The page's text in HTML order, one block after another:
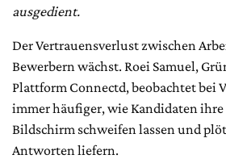
ausgedient.
Der Vertrauensverlust zwischen
Bewerbern wächst. Roei Samuel,
Plattform Connectd, beobachtet bei
immer häufiger, wie Kandidaten ihre
Bildschirm schweifen lassen und
Antworten liefern.